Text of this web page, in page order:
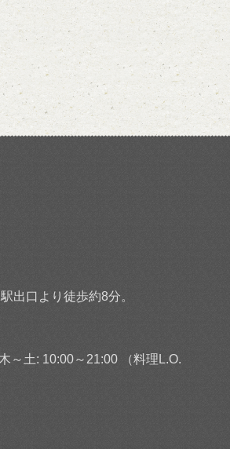
出口より徒歩約8分。
～土: 10:00～21:00 （料理L.O.